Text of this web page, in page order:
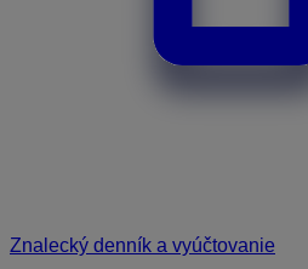
Znalecký denník a vyúčtovanie